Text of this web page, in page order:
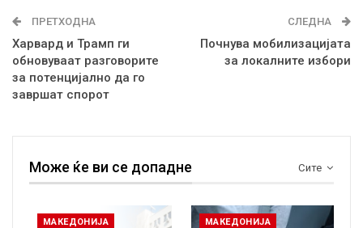
ПРЕТХОДНА
Харвард и Трамп ги
обновуваат разговорите
за потенцијално да го
завршат спорот
СЛЕДНА
Почнува мобилизацијата
за локалните избори
Сите
Може ќе ви се допадне
МАКЕДОНИЈА МАКЕДОНИЈА